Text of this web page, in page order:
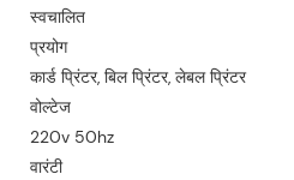
स्वचालित
प्रयोग
कार्ड प्रिंटर, बिल प्रिंटर, लेबल प्रिंटर
वोल्टेज
220v 50hz
वारंटी